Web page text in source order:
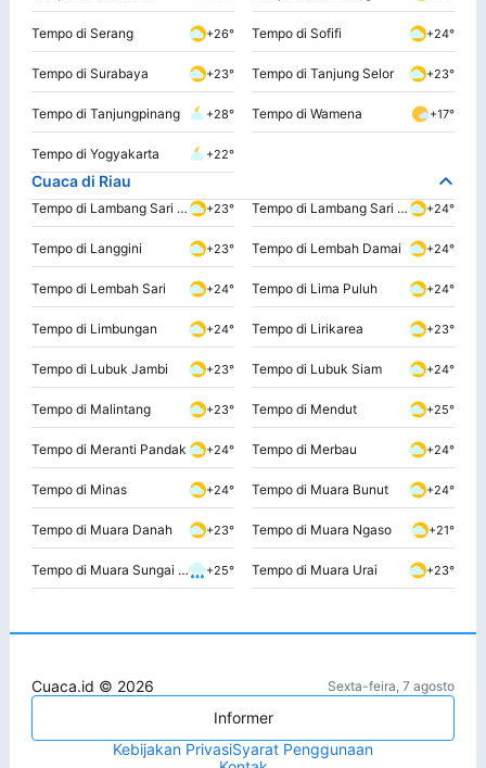
Tempo di Serang +26° Tempo di Sofifi +24°
Tempo di Surabaya +23° Tempo di Tanjung Selor +23°
Tempo di Tanjungpinang +28° Tempo di Wamena +17°
Tempo di Yogyakarta +22°
Cuaca di Riau
Tempo di Lambang Sari Satu +23° Tempo di Lambang Sari Tiga +24°
Tempo di Langgini +23° Tempo di Lembah Damai +24°
Tempo di Lembah Sari +24° Tempo di Lima Puluh +24°
Tempo di Limbungan +24° Tempo di Lirikarea +23°
Tempo di Lubuk Jambi +23° Tempo di Lubuk Siam +24°
Tempo di Malintang +23° Tempo di Mendut +25°
Tempo di Meranti Pandak +24° Tempo di Merbau +24°
Tempo di Minas +24° Tempo di Muara Bunut +24°
Tempo di Muara Danah +23° Tempo di Muara Ngaso +21°
Tempo di Muara Sungai Dumai +25° Tempo di Muara Urai +23°
Cuaca.id © 2026 Sexta-feira, 7 agosto
Informer
Kebijakan PrivasiSyarat Penggunaan